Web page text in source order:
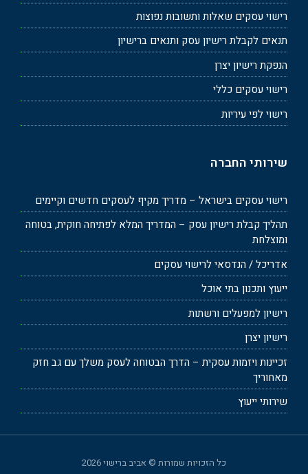
רישוי עסקים שאלות ותשובות נפוצות
תנאים לקבלת רישיון עסק ותנאים ברישיון
הנפקת רישיון יצרן
רישוי עסקים כללי
רישוי לפי עיריות
שירותי החברה
רישוי עסקים בישראל – מדריך מקיף לעסקים חדשים וקיימים
תהליך קבלת רישיון עסק – המדריך המלא לפתיחה חוקית, בטוחה
ומוצלחת
אדריכל / הנדסאי לרישוי עסקים
ייעוץ ותכנון בתי אוכל
רישיון למפעלים ורשתות
רישיון יצרן
זכיינות ויזמות עסקית – הדרך הבטוחה לעסק משלך עם גב חזק
מאחוריך
שירותי ייעוץ
כל הזכויות שמורות © אביב ברישוי 2026